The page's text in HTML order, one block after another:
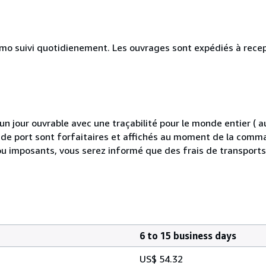
suivi quotidienement. Les ouvrages sont expédiés à
jour ouvrable avec une traçabilité pour le monde entier (
port sont forfaitaires et affichés au moment de la
imposants, vous serez informé que des frais de
6 to 15 business days
US$ 54.32